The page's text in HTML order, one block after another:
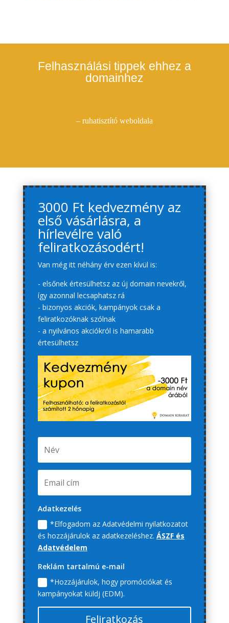
Felhasználási tippek ehhez a
domainhez
– ruhatisztító weboldala
3000 Ft kedvezmény az
első vásárlásra, a
hírlevélre való
feliratkozásodért!
Van még itt néhány érv ezen kívül is:
- elsőnek értesülhetsz az új domain nevekről,
így azonnal lecsaphatsz rá
- bizonyos akciók, kampányok csak a
feliratkozóknak szólnak
- a nyilvános akciókról is hamarabb
értesülhetsz
Adatkezelés
*Elfogadom az Adatvédelmi nyilatkozatot
és hozzájárulok az adatkezeléshez. ÁSZF és
Adatvédelem
Reklám tartalmú e-mail
*Hozzájárulok, hogy promóciókat és
kampányokat küldj (EDM).
Feliratkozás